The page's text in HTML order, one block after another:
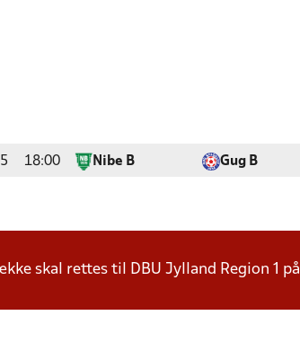
18:00 Nibe B Gug B
skal rettes til DBU Jylland Region 1 på